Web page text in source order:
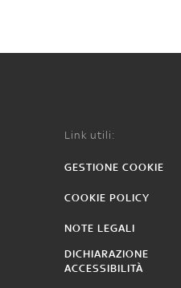
Link utili:
GESTIONE COOKIE
COOKIE POLICY
NOTE LEGALI
DICHIARAZIONE
ACCESSIBILITÀ